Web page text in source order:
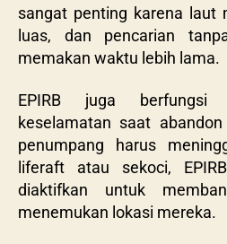
sangat penting karena laut
luas, dan pencarian
memakan waktu lebih lama.
EPIRB juga berfungsi
keselamatan saat
penumpang harus
liferaft atau sekoci,
diaktifkan untuk
menemukan lokasi mereka.